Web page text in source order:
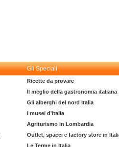
Gli Speciali
Ricette da provare
Il meglio della gastronomia italiana
Gli alberghi del nord Italia
I musei d'Italia
Agriturismo in Lombardia
Outlet, spacci e factory store in
Le Terme in Italia